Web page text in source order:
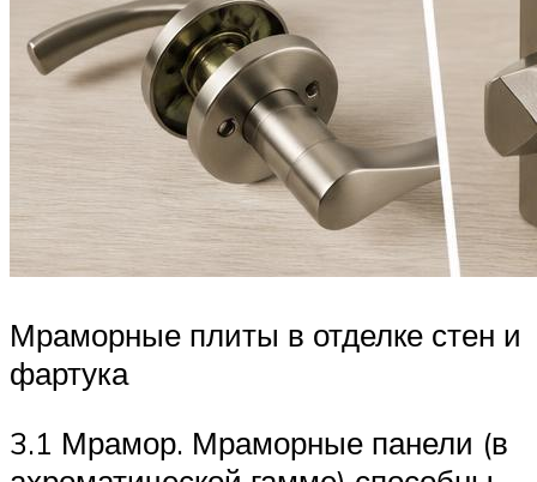
Мраморные плиты в отделке стен и
фартука
3.1 Мрамор. Мраморные панели (в